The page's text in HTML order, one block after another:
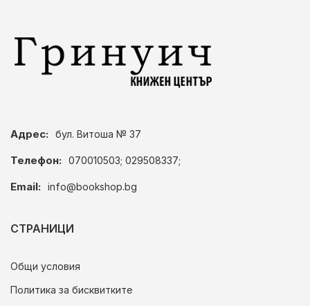
Адрес: бул. Витоша № 37
Телефон: 070010503; 029508337;
Email: info@bookshop.bg
СТРАНИЦИ
Общи условия
Политика за бисквитките